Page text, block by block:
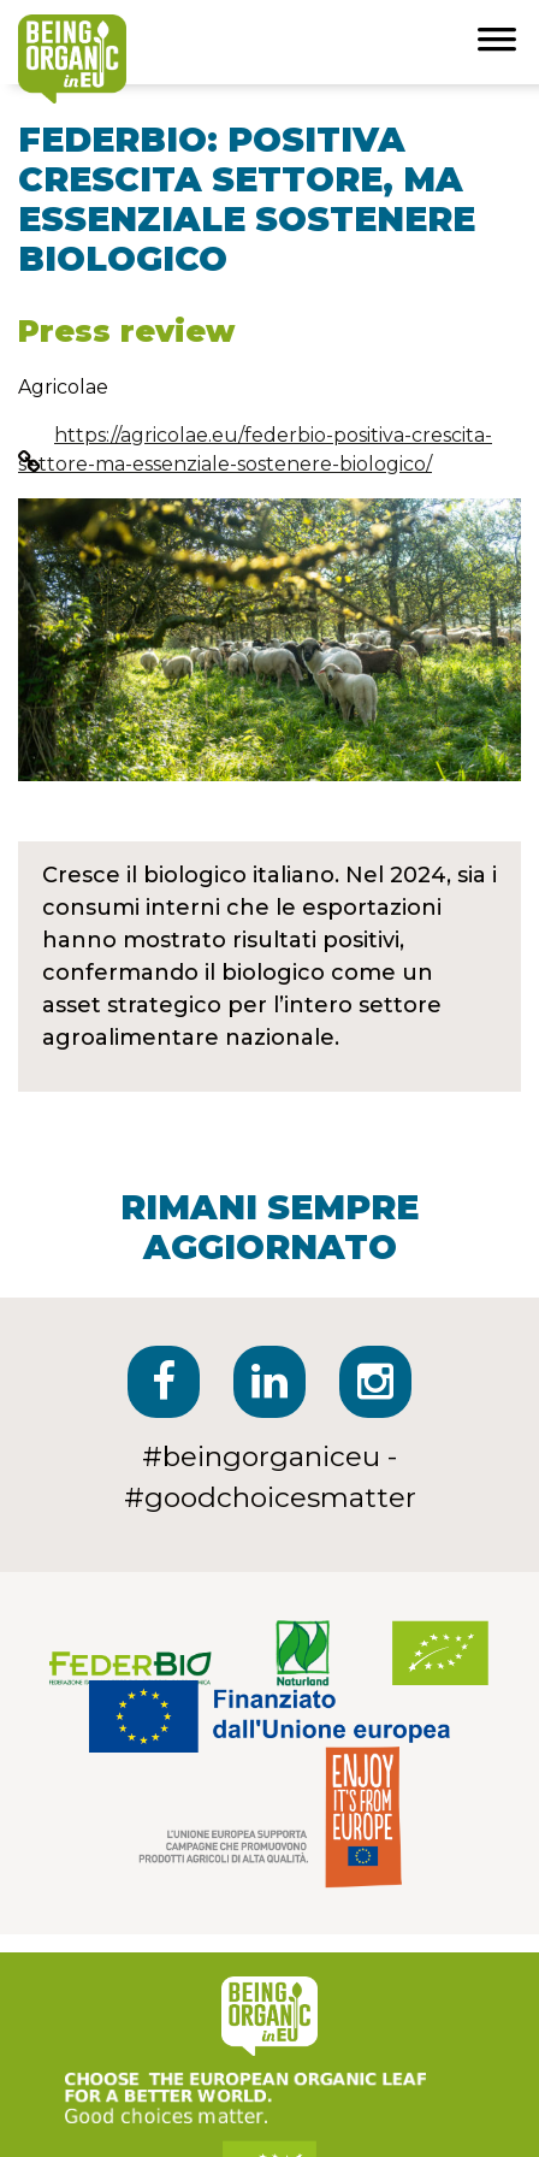
FEDERBIO: POSITIVA
CRESCITA SETTORE, MA
ESSENZIALE SOSTENERE
BIOLOGICO
Press review
Agricolae
https://agricolae.eu/federbio-positiva-crescita-
settore-ma-essenziale-sostenere-biologico/
Cresce il biologico italiano. Nel 2024, sia i
consumi interni che le esportazioni
hanno mostrato risultati positivi,
confermando il biologico come un
asset strategico per l’intero settore
agroalimentare nazionale.
RIMANI SEMPRE
AGGIORNATO
#beingorganiceu -
#goodchoicesmatter